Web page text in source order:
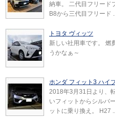
納車。 二代目フリード
B8から三代目フリード
トヨタ ヴィッツ
新しい社用車です。 燃
うかなぁ～
ホンダ フィット3 ハイ
2018年3月31日より、
いフィットからシルバ
ットに乗り換え。 H27